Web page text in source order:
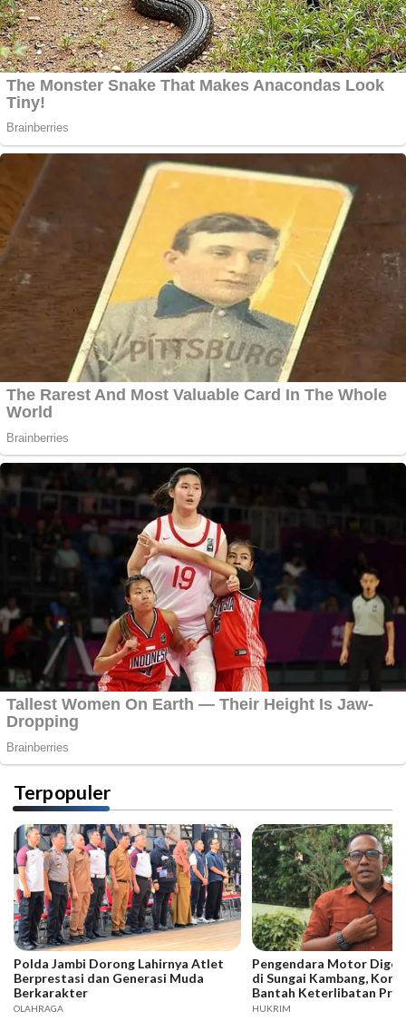
Terpopuler
Polda Jambi Dorong Lahirnya Atlet
Berprestasi dan Generasi Muda
Berkarakter
OLAHRAGA
Pengendara Motor
di Sungai Kambang,
Bantah Keterlibatan
HUKRIM